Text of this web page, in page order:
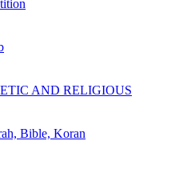
AND RELIGIOUS
Bible, Koran